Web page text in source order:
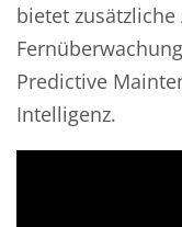
bietet
Predictive
Intelligenz.